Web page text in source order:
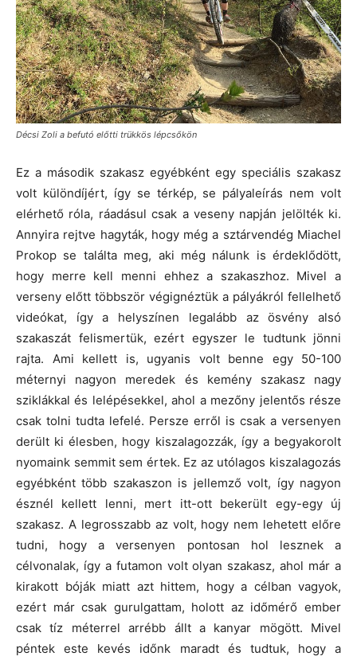
Décsi Zoli a befutó előtti trükkös lépcsőkön
Ez a második szakasz egyébként egy speciális szakasz
volt különdíjért, így se térkép, se pályaleírás nem volt
elérhető róla, ráadásul csak a veseny napján jelölték ki.
Annyira rejtve hagyták, hogy még a sztárvendég Miachel
Prokop se találta meg, aki még nálunk is érdeklődött,
hogy merre kell menni ehhez a szakaszhoz. Mivel a
verseny előtt többször végignéztük a pályákról fellelhető
videókat, így a helyszínen legalább az ösvény alsó
szakaszát felismertük, ezért egyszer le tudtunk jönni
rajta. Ami kellett is, ugyanis volt benne egy 50-100
méternyi nagyon meredek és kemény szakasz nagy
sziklákkal és lelépésekkel, ahol a mezőny jelentős része
csak tolni tudta lefelé. Persze erről is csak a versenyen
derült ki élesben, hogy kiszalagozzák, így a begyakorolt
nyomaink semmit sem értek. Ez az utólagos kiszalagozás
egyébként több szakaszon is jellemző volt, így nagyon
észnél kellett lenni, mert itt-ott bekerült egy-egy új
szakasz. A legrosszabb az volt, hogy nem lehetett előre
tudni, hogy a versenyen pontosan hol lesznek a
célvonalak, így a futamon volt olyan szakasz, ahol már a
kirakott bóják miatt azt hittem, hogy a célban vagyok,
ezért már csak gurulgattam, holott az időmérő ember
csak tíz méterrel arrébb állt a kanyar mögött. Mivel
péntek este kevés időnk maradt és tudtuk, hogy a